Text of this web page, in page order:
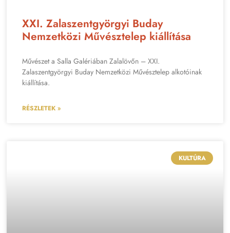
XXI. Zalaszentgyörgyi Buday
Nemzetközi Művésztelep kiállítása
Művészet a Salla Galériában Zalalövőn – XXI.
Zalaszentgyörgyi Buday Nemzetközi Művésztelep alkotóinak
kiállítása.
RÉSZLETEK »
KULTÚRA